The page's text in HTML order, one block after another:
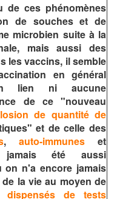
de ces phénomènes
de souches et de
microbien suite à la
mais aussi des
les vaccins, il semble
en général
lien ni aucune
de ce "nouveau
de quantité de
et de celle des
, auto-immuneset
jamais été aussi
on n'a encore jamais
la vie au moyen de
dispensés de tests